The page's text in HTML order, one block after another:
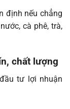
định nếu chẳng
cà phê, trà,
chất lượng
tư lợi nhuận